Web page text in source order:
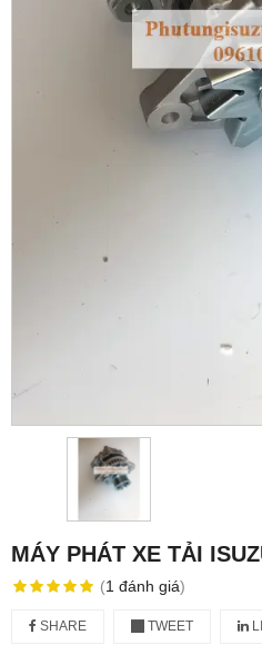
MÁY PHÁT XE TẢI
(1 đánh giá)
SHARE TWEET